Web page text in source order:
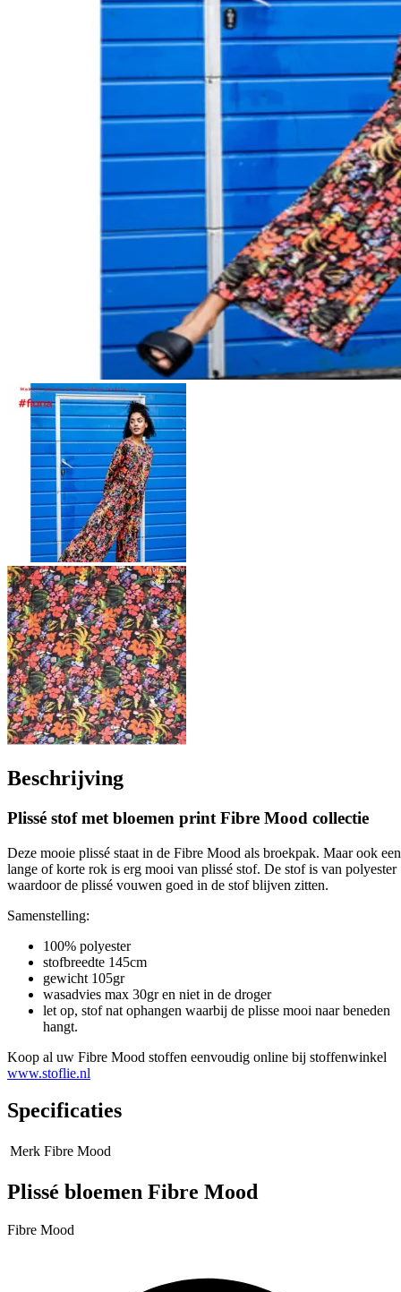
Beschrijving
Plissé stof met bloemen print Fibre Mood collectie
Deze mooie plissé staat in de Fibre Mood als broekpak. Maar ook een
lange of korte rok is erg mooi van plissé stof. De stof is van polyester
waardoor de plissé vouwen goed in de stof blijven zitten.
Samenstelling:
100% polyester
stofbreedte 145cm
gewicht 105gr
wasadvies max 30gr en niet in de droger
let op, stof nat ophangen waarbij de plisse mooi naar beneden
hangt.
Koop al uw Fibre Mood stoffen eenvoudig online bij stoffenwinkel
www.stoflie.nl
Specificaties
Merk Fibre Mood
Plissé bloemen Fibre Mood
Fibre Mood